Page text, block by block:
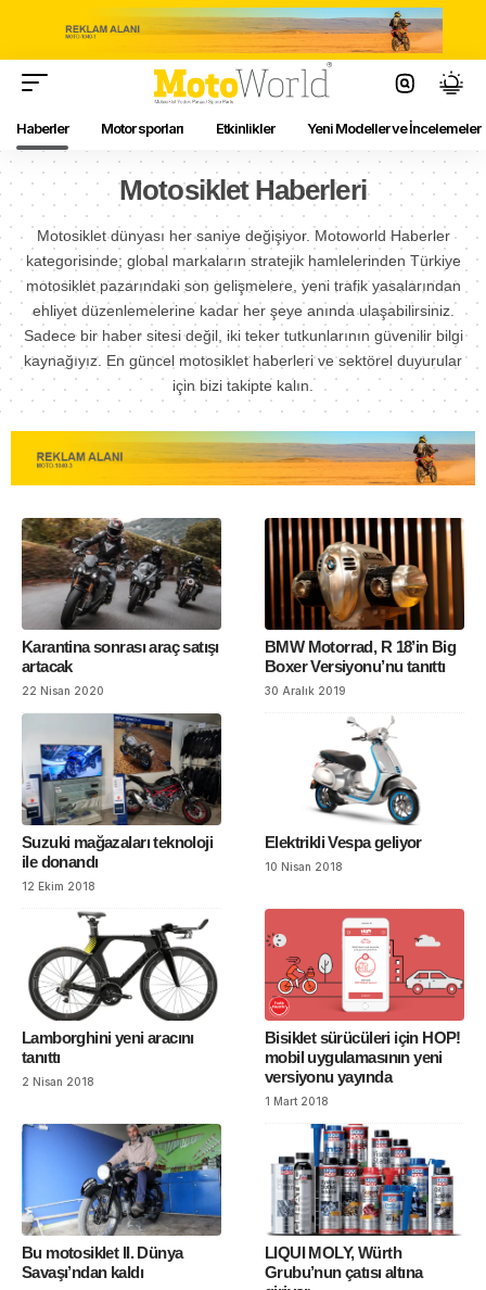
Haberler Motor sporları Etkinlikler Yeni Modeller ve İncelemeler
Motosiklet Haberleri
Motosiklet dünyası her saniye değişiyor. Motoworld Haberler
kategorisinde; global markaların stratejik hamlelerinden Türkiye
motosiklet pazarındaki son gelişmelere, yeni trafik yasalarından
ehliyet düzenlemelerine kadar her şeye anında ulaşabilirsiniz.
Sadece bir haber sitesi değil, iki teker tutkunlarının güvenilir bilgi
kaynağıyız. En güncel motosiklet haberleri ve sektörel duyurular
için bizi takipte kalın.
Karantina sonrası araç satışı
artacak
22 Nisan 2020
BMW Motorrad, R 18’in Big
Boxer Versiyonu’nu tanıttı
30 Aralık 2019
Suzuki mağazaları teknoloji
ile donandı
12 Ekim 2018
Elektrikli Vespa geliyor
10 Nisan 2018
Lamborghini yeni aracını
tanıttı
2 Nisan 2018
Bisiklet sürücüleri için HOP!
mobil uygulamasının yeni
versiyonu yayında
1 Mart 2018
Bu motosiklet II. Dünya
Savaşı’ndan kaldı
LIQUI MOLY, Würth
Grubu’nun çatısı altına